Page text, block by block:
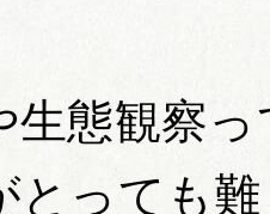
生態観察
とっても